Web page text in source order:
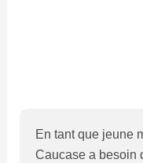
En tant que jeune
Caucase a besoin